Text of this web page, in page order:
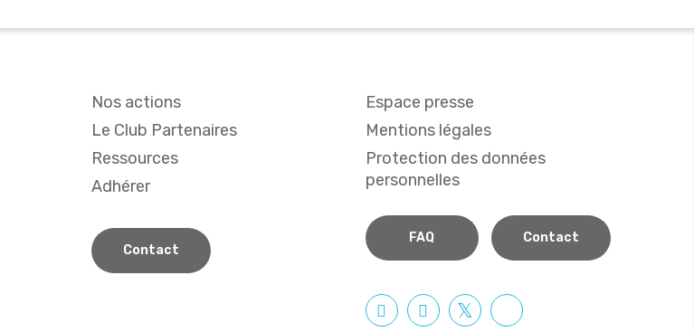
Nos actions
Le Club Partenaires
Ressources
Adhérer
Contact
Espace presse
Mentions légales
Protection des données
personnelles
FAQ Contact